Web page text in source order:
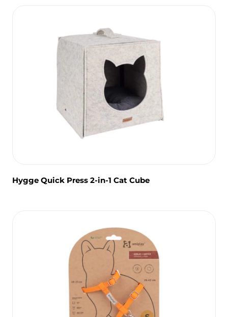
Hygge Quick Press 2-in-1 Cat Cube